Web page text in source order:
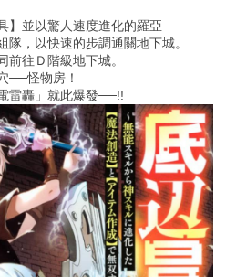
】並以驚人速度進化的羅亞
，以快速的步調通關地下城。
前往Ｄ階級地下城。
──怪物房！
雷轟」就此爆發──!!